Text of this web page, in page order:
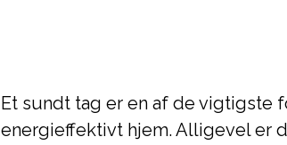
Et sundt tag er en af de
energieffektivt hjem. Alligevel er